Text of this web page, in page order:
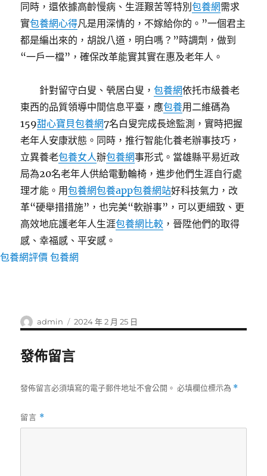
同時，還依據高齡慢病、生涯艱苦等特別包養網需求
實包養網心得凡是用深情的，不嫁給你的。”一個君主
都是編出來的，胡說八道，明白嗎？”時調劑，做到
“一戶一檔”，確保改革能實其實在惠及老年人。
針對留守白叟、煢居白叟，包養網依托市級養老
東西的品質領導中間信息平臺，應包養用二維碼為
159甜心寶貝包養網7名白叟完成長途監測，實時把握
老年人安康狀態。同時，推行智能化養老辦事技巧，
立異養老包養女人辦包養網事形式。當雄縣平易近政
局為20名老年人供給電動輪椅，進步他們生涯自行處
理才能。用包養網包養app包養網站好科技氣力，改
革“硬舉措措施”，也完美“軟辦事”，可以更細致、更
高效地庇護老年人生涯包養網比較 ，晉陞他們的取得
感、幸福感、平安感。
包養網評價 包養網
作
者
admin
發
佈
2024 年 2 月 25 日
發佈留言
發佈留言必須填寫的電子郵件地址不會公開。 必填欄位標示為 *
留言 *